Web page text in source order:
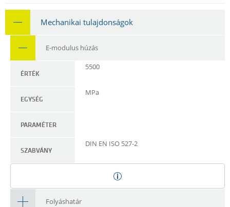
Mechanikai tulajdonságok
E-modulus húzás
ÉRTÉK
5500
EGYSÉG
MPa
PARAMÉTER
SZABVÁNY
DIN EN ISO 527-2
Folyáshatár